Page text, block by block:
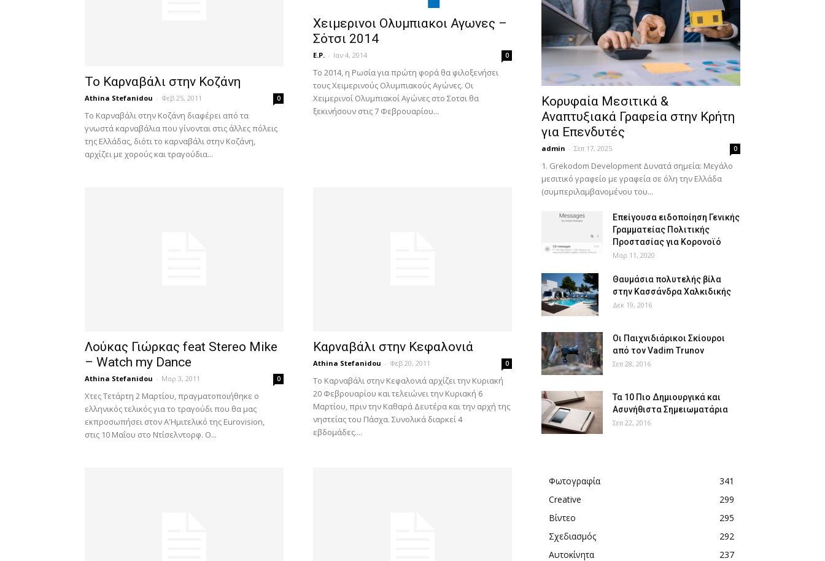
Το Καρναβάλι στην Κοζάνη
Athina Stefanidou - Φεβ 25, 2011 0
Το Καρναβάλι στην Κοζάνη διαφέρει από τα
γνωστά καρναβάλια που γίνονται στις άλλες πόλεις
της Ελλάδας, διότι το καρναβάλι στην Κοζάνη,
αρχίζει με χορούς και τραγούδια...
Χειμερινοι Ολυμπιακοι Αγωνες –
Σότσι 2014
E.P. - Ιαν 4, 2014 0
Το 2014, η Ρωσία για πρώτη φορά θα φιλοξενήσει
τους Χειμερινούς Ολυμπιακούς Αγώνες. Οι
Χειμερινοί Ολυμπιακοί Αγώνες στο Σοτσι θα
ξεκινήσουν στις 7 Φεβρουαρίου...
Λούκας Γιώρκας feat Stereo Mike
– Watch my Dance
Athina Stefanidou - Μαρ 3, 2011 0
Χτες Τετάρτη 2 Μαρτίου, πραγματοποιήθηκε ο
ελληνικός τελικός για το τραγούδι που θα μας
εκπροσωπήσει στον Α'Ημιτελικό της Eurovision,
στις 10 Μαΐου στο Ντίσελντορφ. Ο...
Καρναβάλι στην Κεφαλονιά
Athina Stefanidou - Φεβ 20, 2011 0
Το Καρναβάλι στην Κεφαλονιά αρχίζει την Κυριακή
20 Φεβρουαρίου και τελειώνει την Κυριακή 6
Μαρτίου, πριν την Καθαρά Δευτέρα και την αρχή της
νηστείας του Πάσχα. Συνολικά διαρκεί 4
εβδομάδες....
Κορυφαία Μεσιτικά &
Αναπτυξιακά Γραφεία στην Κρήτη
για Επενδυτές
admin - Σεπ 17, 2025 0
1. Grekodom Development Δυνατά σημεία: Μεγάλο
μεσιτικό γραφείο με γραφεία σε όλη την Ελλάδα
(συμπεριλαμβανομένου του...
Επείγουσα ειδοποίηση Γενικής
Γραμματείας Πολιτικής
Προστασίας για Κορονοϊό
Μαρ 11, 2020
Θαυμάσια πολυτελής βίλα
στην Κασσάνδρα Χαλκιδικής
Δεκ 19, 2016
Οι Παιχνιδιάρικοι Σκίουροι
από τον Vadim Trunov
Σεπ 28, 2016
Τα 10 Πιο Δημιουργικά και
Ασυνήθιστα Σημειωματάρια
Σεπ 22, 2016
Φωτογραφία
341
Creative
299
Βίντεο
295
Σχεδιασμός
292
Αυτοκίνητα
237